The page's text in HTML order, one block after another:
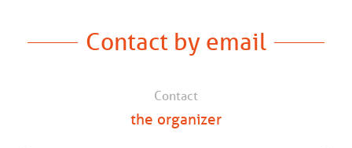
Contact by email
Contact
the organizer